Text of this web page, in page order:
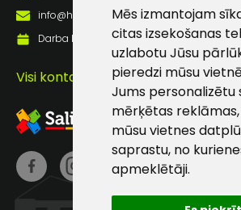
Mēs izmantojam
citas izsekošanas
uzlabotu Jūsu
pieredzi mūsu
Jums personalizētu
mērķētas
mūsu vietnes
saprastu, no
apmeklētāji.
info@hards.lv
Darba laiks: Darbadienās: 8:00 - 17:00
Visi kontakti